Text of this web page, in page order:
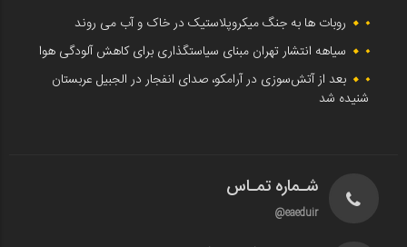
روبات ها به جنگ میکروپلاستیک در خاک و آب می روند
سیاهه انتشار تهران مبنای سیاستگذاری برای کاهش آلودگی هوا
بعد از آتش‌سوزی در آرامکو، صدای انفجار در الجبیل عربستان
شنیده شد
شـماره تمـاس
eaeduir@